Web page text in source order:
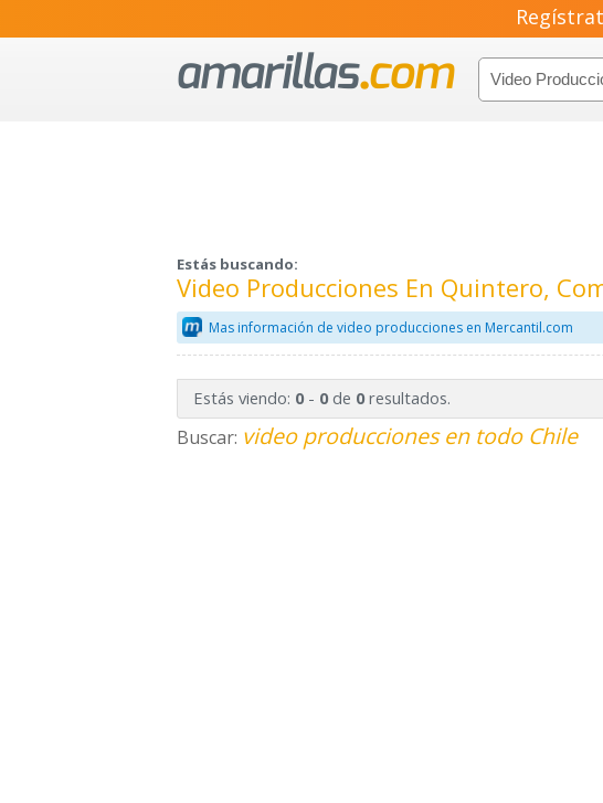
Estás buscando:
Video Producciones En Quintero,
Mas información de video producciones en Mercantil.com
Estás viendo: 0- 0de 0resultados.
Buscar: video producciones en todo Chile